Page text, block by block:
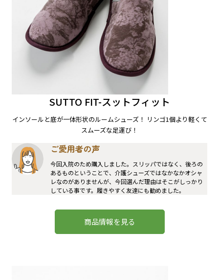
SUTTO FIT-スットフィット
インソールと底が一体形状のルームシューズ！ リンゴ1個より軽くて
スムーズな足運び！
ご愛用者の声
今回入院のため購入しました。スリッパではなく、後ろの
あるものということで、介護シューズではなかなかオシャ
レなのがありませんが、今回選んだ理由はそこがしっかり
している事です。履きやすく友達にも勧めました。
商品情報を見る